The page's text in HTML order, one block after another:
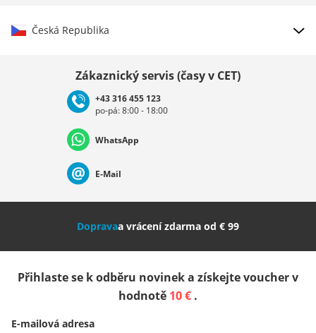
Česká Republika
Deutschland Österreich
Nederland Italia (Italiano) Italien (Deutsch)
Slovenija
Zákaznický servis (časy v CET)
+43 316 455 123
po-pá: 8:00 - 18:00
WhatsApp
E-Mail
Dopravaa vrácení zdarma od € 99
Přihlaste se k odběru novinek a získejte voucher v
hodnotě 10 € .
E-mailová adresa